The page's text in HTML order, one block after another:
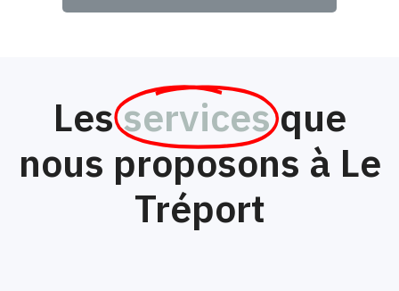
Lesservices que
nous proposons à Le
Tréport